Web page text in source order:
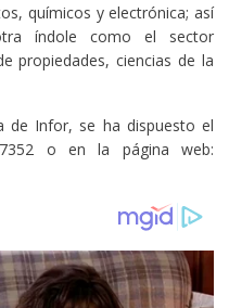
químicos y electrónica; así
índole como el sector
propiedades, ciencias de la
de Infor, se ha dispuesto el
o en la página web: